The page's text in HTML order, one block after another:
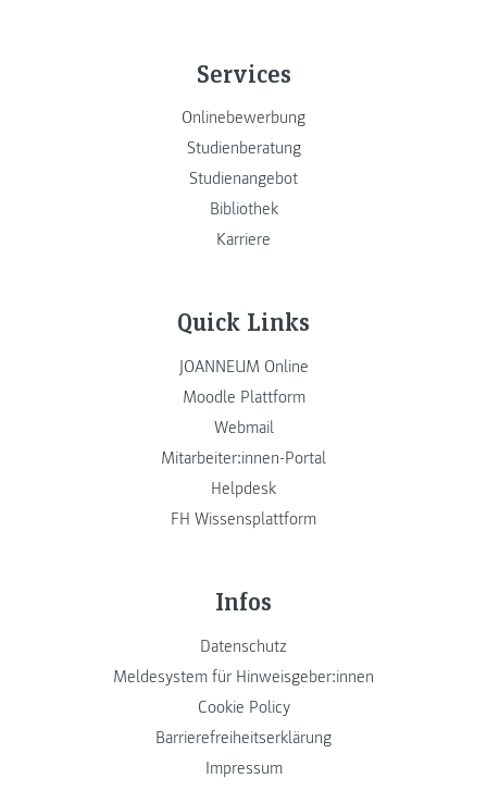
Services
Onlinebewerbung
Studienberatung
Studienangebot
Bibliothek
Karriere
Quick Links
JOANNEUM Online
Moodle Plattform
Webmail
Mitarbeiter:innen-Portal
Helpdesk
FH Wissensplattform
Infos
Datenschutz
Meldesystem für Hinweisgeber:innen
Cookie Policy
Barrierefreiheitserklärung
Impressum